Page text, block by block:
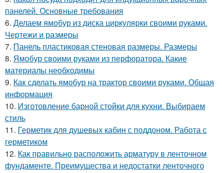
панелей. Основные требования
6. Делаем ямобур из диска циркулярки своими руками.
Чертежи и размеры
7. Панель пластиковая стеновая размеры. Размеры
8. Ямобур своими руками из перфоратора. Какие
материалы необходимы
9. Как сделать ямобур на трактор своими руками. Общая
информация
10. Изготовление барной стойки для кухни. Выбираем
стиль
11. Герметик для душевых кабин с поддоном. Работа с
герметиком
12. Как правильно расположить арматуру в ленточном
фундаменте. Преимущества и недостатки ленточного